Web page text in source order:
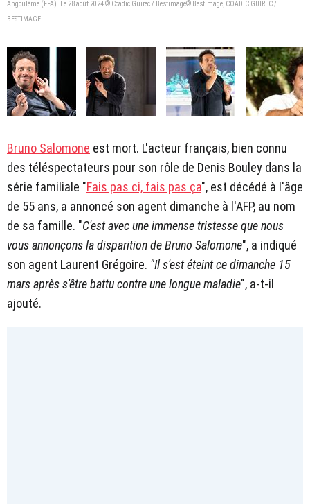
Angoulême (FFA). Le 28 août 2024 © Coadic Guirec / Bestimage© BestImage, COADIC GUIREC /
BESTIMAGE
Bruno Salomone est mort. L'acteur français, bien connu
des téléspectateurs pour son rôle de Denis Bouley dans la
série familiale "Fais pas ci, fais pas ça", est décédé à l'âge
de 55 ans, a annoncé son agent dimanche à l'AFP, au nom
de sa famille. "C'est avec une immense tristesse que nous
vous annonçons la disparition de Bruno Salomone", a indiqué
son agent Laurent Grégoire. "Il s'est éteint ce dimanche 15
mars après s'être battu contre une longue maladie", a-t-il
ajouté.